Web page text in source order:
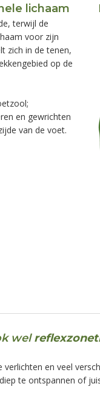
lichaam
terwijl de
voor zijn
zich in de tenen,
op de
en gewrichten
van de voet.
wel
en veel
te ontspannen of